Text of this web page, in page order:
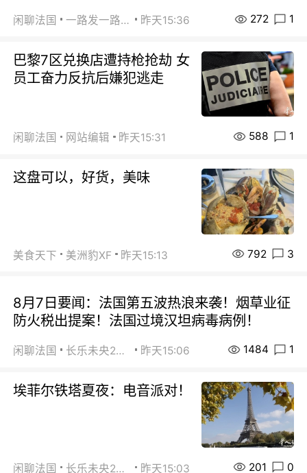
闲聊法国 一路发一路发 昨天15:36 272 1
巴黎7区兑换店遭持枪抢劫 女
员工奋力反抗后嫌犯逃走
闲聊法国 网站编辑 昨天15:31 588 1
这盘可以，好货，美味
美食天下 美洲豹XF 昨天15:13 792 3
8月7日要闻：法国第五波热浪来袭！烟草业征
防火税出提案！法国过境汉坦病毒病例！
闲聊法国 长乐未央2015 昨天15:06 1484 1
埃菲尔铁塔夏夜：电音派对！
闲聊法国 长乐未央2015 昨天15:03 201 0